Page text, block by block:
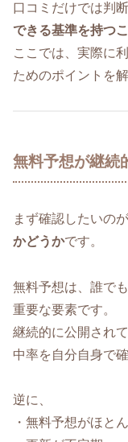
口コミだけでは判
できる基準を持つ
ここでは、実際に
ためのポイントを
無料予想が継続
まず確認したいのが
かどうかです。
無料予想は、誰で
重要な要素です。
継続的に公開され
中率を自分自身で
逆に、
・無料予想がほと